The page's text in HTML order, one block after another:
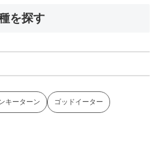
を探す
キーターン ゴッドイーター